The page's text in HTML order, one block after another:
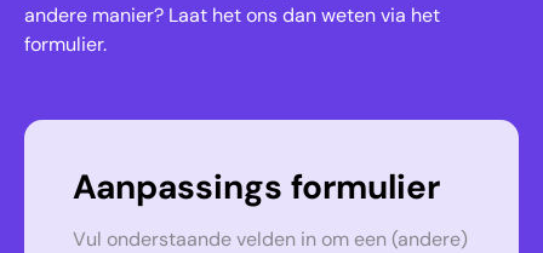
andere manier? Laat het ons dan weten via het
formulier.
Aanpassings formulier
Vul onderstaande velden in om een (andere)